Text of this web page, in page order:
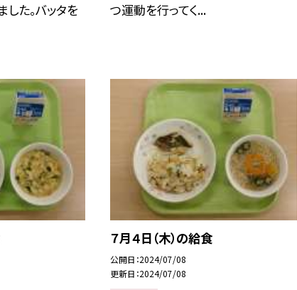
た。バッタを
つ運動を行ってく...
７月４日（木）の給食
公開日 2024/07/08
更新日 2024/07/08